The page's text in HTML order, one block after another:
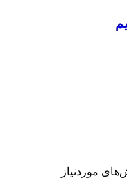
موردنیاز